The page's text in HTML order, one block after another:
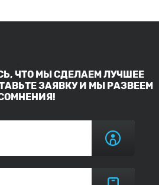
ЧТО МЫ СДЕЛАЕМ ЛУЧШЕЕ
ЗАЯВКУ И МЫ РАЗВЕЕМ